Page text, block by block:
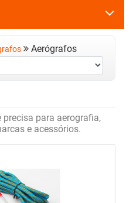
Aerógrafos
precisa para aerografia,
e acessórios.